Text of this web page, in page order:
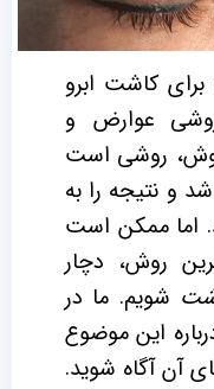
کاشت ابرو
عوارض و
روش، روشی است
و نتیجه را به
اما ممکن است
روش، دچار
شویم. ما در
این موضوع
آن آگاه شوید.